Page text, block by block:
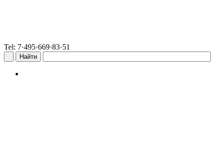
Tel: 7·495·669·83·51